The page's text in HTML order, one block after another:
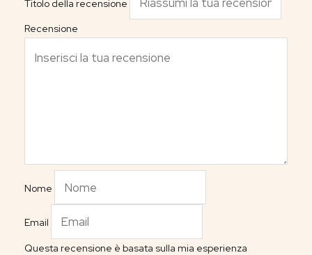
Titolo della recensione
Recensione
Nome
Email
Questa recensione è basata sulla mia esperienza